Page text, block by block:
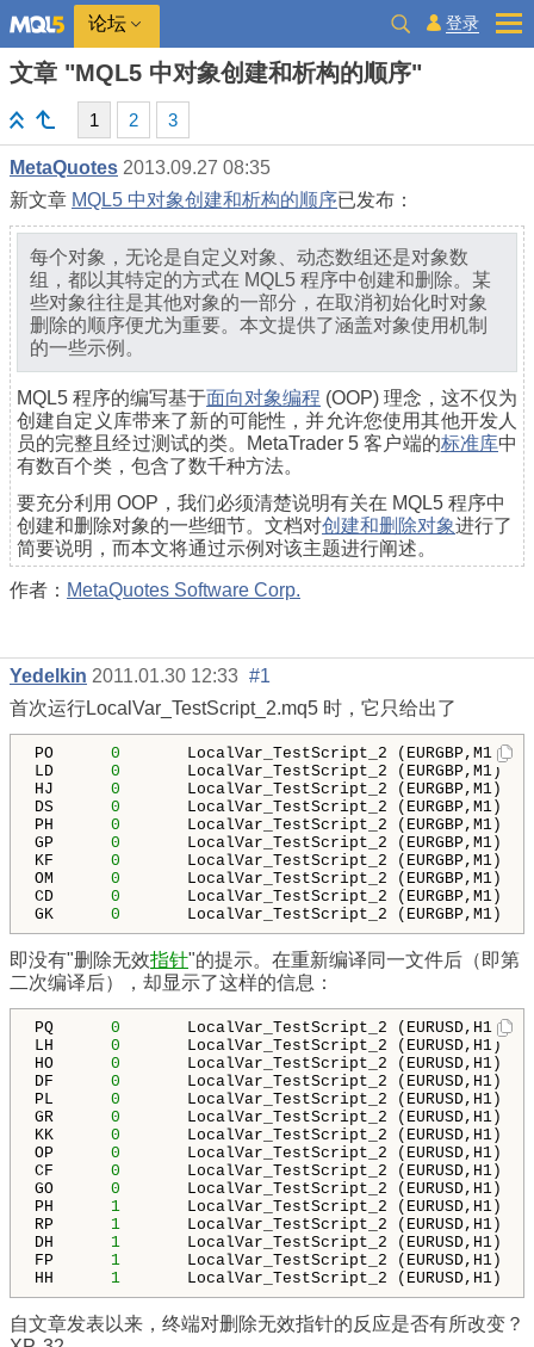
论坛 登录
文章 "MQL5 中对象创建和析构的顺序"
1 2 3
MetaQuotes 2013.09.27 08:35
新文章 MQL5 中对象创建和析构的顺序已发布：
每个对象，无论是自定义对象、动态数组还是对象数
组，都以其特定的方式在 MQL5 程序中创建和删除。某
些对象往往是其他对象的一部分，在取消初始化时对象
删除的顺序便尤为重要。本文提供了涵盖对象使用机制
的一些示例。
MQL5 程序的编写基于面向对象编程 (OOP) 理念， 这不仅为
创建自定义库带来了新的可能性，并允许您使用其他开发人
员的完整且经过测试的类。MetaTrader 5 客户端的标准库中
有数百个类，包含了数千种方法。
要充分利用 OOP，我们必须清楚说明有关在 MQL5 程序中
创建和删除对象的一些细节。文档对创建和删除对象进行了
简要说明，而本文将通过示例对该主题进行阐述。
作者： MetaQuotes Software Corp.
Yedelkin 2011.01.30 12:33 #1
首次运行LocalVar_TestScript_2.mq5 时， 它只给出了
PO 0 LocalVar_TestScript_2
LD 0 LocalVar_TestScript_2
HJ 0 LocalVar_TestScript_2
DS 0 LocalVar_TestScript_2
PH 0 LocalVar_TestScript_2
GP 0 LocalVar_TestScript_2
KF 0 LocalVar_TestScript_2
OM 0 LocalVar_TestScript_2
CD 0 LocalVar_TestScript_2
GK 0 LocalVar_TestScript_2
即没有"删除无效指针"的提示。在重新编译同一文件后（即第
二次编译后），却显示了这样的信息：
PQ 0 LocalVar_TestScript_2
LH 0 LocalVar_TestScript_2
HO 0 LocalVar_TestScript_2
DF 0 LocalVar_TestScript_2
PL 0 LocalVar_TestScript_2
GR 0 LocalVar_TestScript_2
KK 0 LocalVar_TestScript_2
OP 0 LocalVar_TestScript_2
CF 0 LocalVar_TestScript_2
GO 0 LocalVar_TestScript_2
PH 1 LocalVar_TestScript_2
RP 1 LocalVar_TestScript_2
DH 1 LocalVar_TestScript_2
FP 1 LocalVar_TestScript_2
HH 1 LocalVar_TestScript_2
自文章发表以来，终端对删除无效指针的反应是否有所改变？